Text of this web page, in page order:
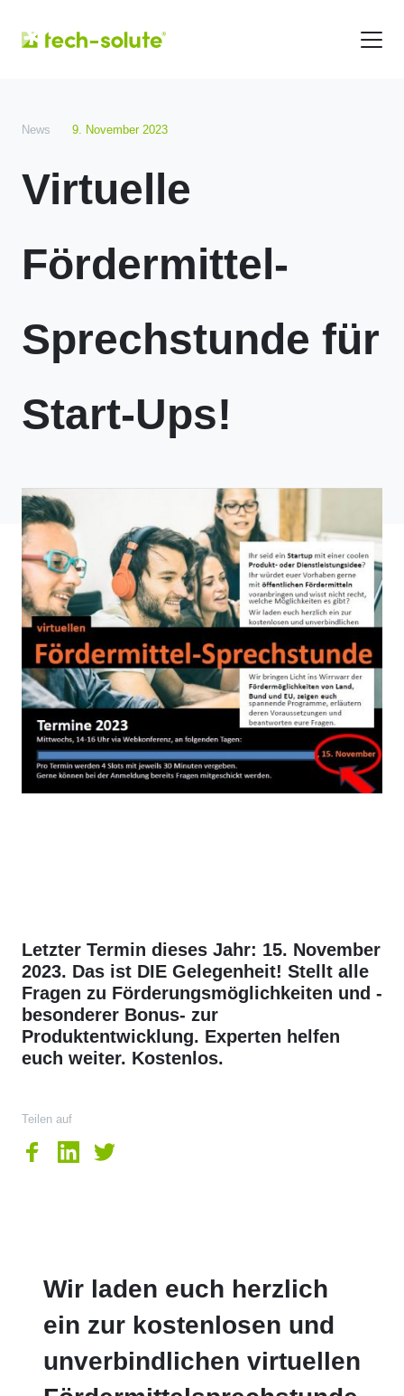
News 9. November 2023
Virtuelle
Fördermittel-
Sprechstunde für
Start-Ups!
Letzter Termin dieses Jahr: 15. November
2023. Das ist DIE Gelegenheit! Stellt alle
Fragen zu Förderungsmöglichkeiten und -
besonderer Bonus- zur
Produktentwicklung. Experten helfen
euch weiter. Kostenlos.
Teilen auf
Wir laden euch herzlich
ein zur kostenlosen und
unverbindlichen virtuellen